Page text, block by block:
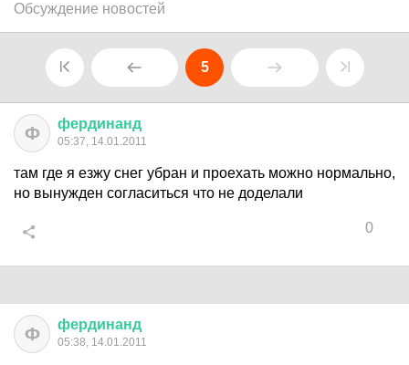
Обсуждение новостей
5
Ф фердинанд
05:37, 14.01.2011
там где я езжу снег убран и проехать можно нормально,
но вынужден согласиться что не доделали
0
Ф фердинанд
05:38, 14.01.2011